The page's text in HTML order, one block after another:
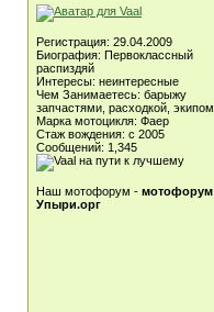
Регистрация: 29.04.2009
Биография: Первоклассный
распиздяй
Интересы: неинтересные
Чем Занимаетесь: барыжу
запчастями, расходкой, экипом
Марка мотоцикля: Фаер
Стаж вождения: с 2005
Сообщений: 1,345
Наш мотофорум - мотофорум
Упыри.орг